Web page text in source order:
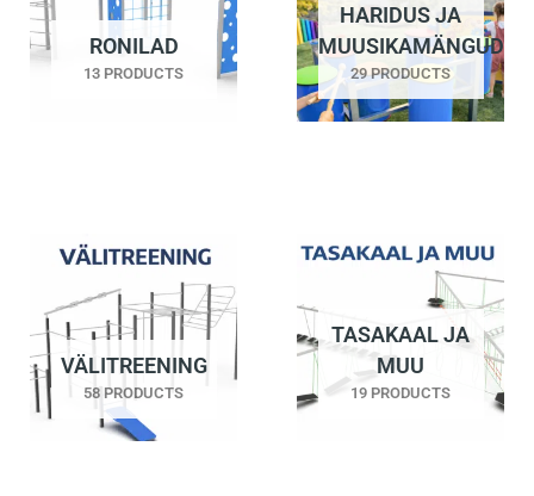
RONILAD
13 PRODUCTS
HARIDUS JA
MUUSIKAMÄNGUD
29 PRODUCTS
VÄLITREENING
58 PRODUCTS
TASAKAAL JA
MUU
19 PRODUCTS